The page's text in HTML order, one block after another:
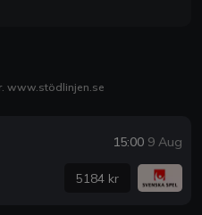
www.stödlinjen.se
15:00 9 Aug
5184 kr